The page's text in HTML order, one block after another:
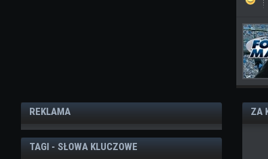
REKLAMA
TAGI - SŁOWA KLUCZOWE
ZA